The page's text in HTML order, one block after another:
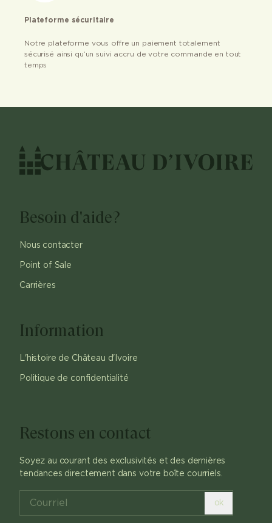
Plateforme sécuritaire
Notre plateforme vous offre un paiement totalement
sécurisé ainsi qu’un suivi accru de votre commande en tout
temps
Besoin d'aide?
Nous contacter
Point of Sale
Carrières
Information
L'histoire de Château d'Ivoire
Politique de confidentialité
Restons en contact
Soyez au courant des exclusivités et des dernières
tendances directement dans votre boîte courriels.
ok